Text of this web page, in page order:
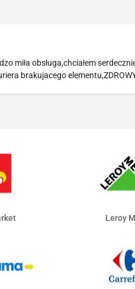
miła obsługa,chciałem
brakujacego
Leroy